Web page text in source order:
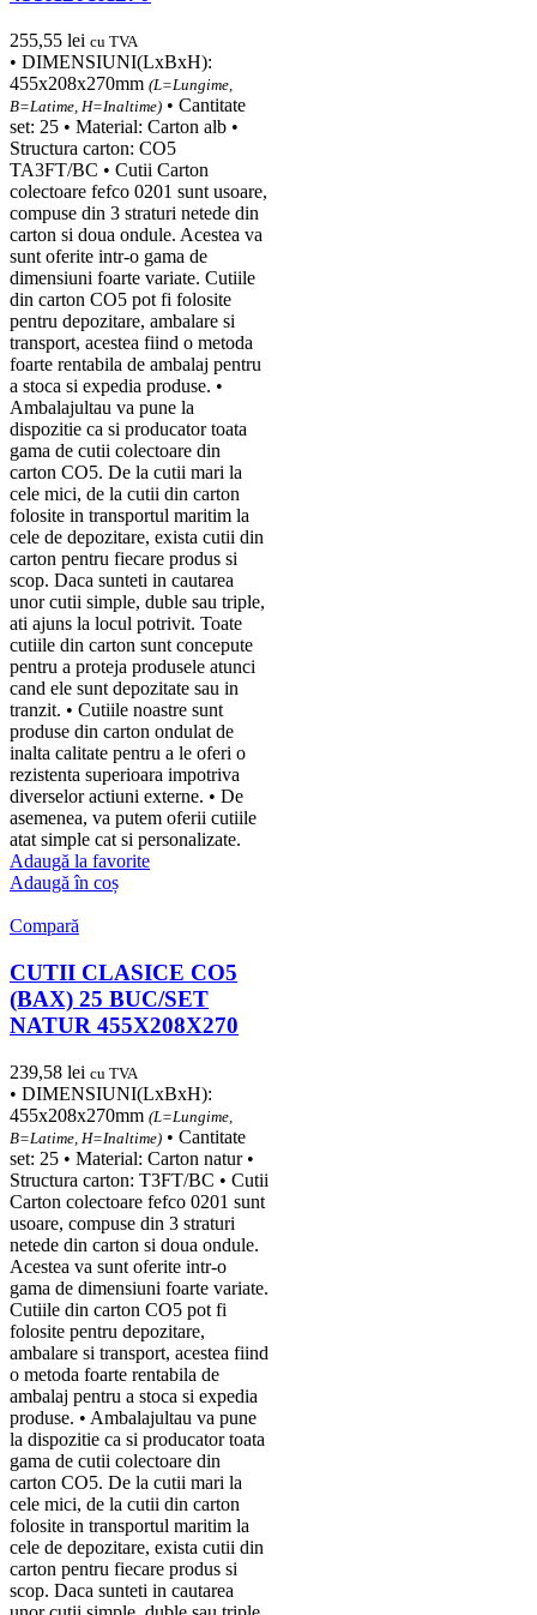
255,55 lei cu TVA
• DIMENSIUNI(LxBxH):
455x208x270mm (L=Lungime,
B=Latime, H=Inaltime) • Cantitate
set: 25 • Material: Carton alb •
Structura carton: CO5
TA3FT/BC • Cutii Carton
colectoare fefco 0201 sunt usoare,
compuse din 3 straturi netede din
carton si doua ondule. Acestea va
sunt oferite intr-o gama de
dimensiuni foarte variate. Cutiile
din carton CO5 pot fi folosite
pentru depozitare, ambalare si
transport, acestea fiind o metoda
foarte rentabila de ambalaj pentru
a stoca si expedia produse. •
Ambalajultau va pune la
dispozitie ca si producator toata
gama de cutii colectoare din
carton CO5. De la cutii mari la
cele mici, de la cutii din carton
folosite in transportul maritim la
cele de depozitare, exista cutii din
carton pentru fiecare produs si
scop. Daca sunteti in cautarea
unor cutii simple, duble sau triple,
ati ajuns la locul potrivit. Toate
cutiile din carton sunt concepute
pentru a proteja produsele atunci
cand ele sunt depozitate sau in
tranzit. • Cutiile noastre sunt
produse din carton ondulat de
inalta calitate pentru a le oferi o
rezistenta superioara impotriva
diverselor actiuni externe. • De
asemenea, va putem oferii cutiile
atat simple cat si personalizate.
Adaugă la favorite
Adaugă în coș
Compară
CUTII CLASICE CO5
(BAX) 25 BUC/SET
NATUR 455X208X270
239,58 lei cu TVA
• DIMENSIUNI(LxBxH):
455x208x270mm (L=Lungime,
B=Latime, H=Inaltime) • Cantitate
set: 25 • Material: Carton natur •
Structura carton: T3FT/BC • Cutii
Carton colectoare fefco 0201 sunt
usoare, compuse din 3 straturi
netede din carton si doua ondule.
Acestea va sunt oferite intr-o
gama de dimensiuni foarte variate.
Cutiile din carton CO5 pot fi
folosite pentru depozitare,
ambalare si transport, acestea fiind
o metoda foarte rentabila de
ambalaj pentru a stoca si expedia
produse. • Ambalajultau va pune
la dispozitie ca si producator toata
gama de cutii colectoare din
carton CO5. De la cutii mari la
cele mici, de la cutii din carton
folosite in transportul maritim la
cele de depozitare, exista cutii din
carton pentru fiecare produs si
scop. Daca sunteti in cautarea